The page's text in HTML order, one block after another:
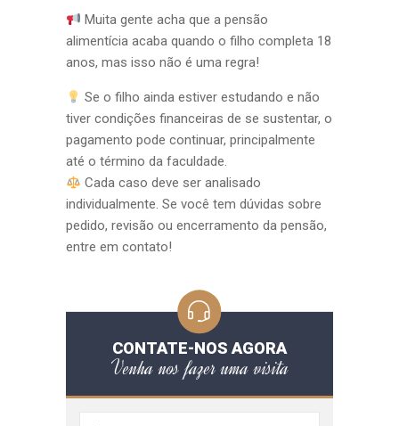
Muita gente acha que a pensão
alimentícia acaba quando o filho completa 18
anos, mas isso não é uma regra!
Se o filho ainda estiver estudando e não
tiver condições financeiras de se sustentar, o
pagamento pode continuar, principalmente
até o término da faculdade.
Cada caso deve ser analisado
individualmente. Se você tem dúvidas sobre
pedido, revisão ou encerramento da pensão,
entre em contato!
CONTATE-NOS AGORA
Venha nos fazer uma visita